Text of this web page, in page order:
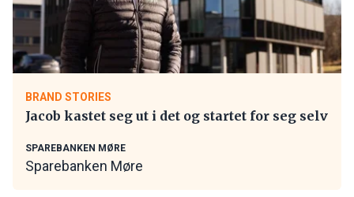
BRAND STORIES
Jacob kastet seg ut i det og startet for seg selv
SPAREBANKEN MØRE
Sparebanken Møre